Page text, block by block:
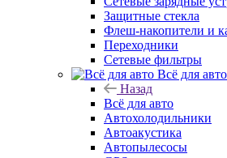
Защитные стекла
Флеш-накопители и
Переходники
Сетевые фильтры
Всё для авто
Назад
Всё для авто
Автохолодильники
Автоакустика
Автопылесосы